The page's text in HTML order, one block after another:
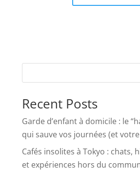
Recent Posts
Garde d’enfant à domicile : le
qui sauve vos journées (et
Cafés insolites à Tokyo : chats,
et expériences hors du